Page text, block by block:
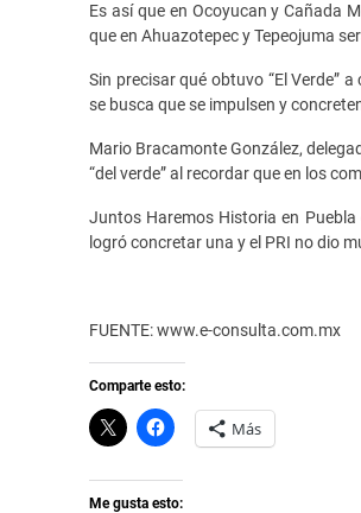
Es así que en Ocoyucan y Cañada
que en Ahuazotepec y Tepeojuma
Sin precisar qué obtuvo “El Verde”
se busca que se impulsen y
Mario Bracamonte González,
“del verde” al recordar que en los
Juntos Haremos Historia en
logró concretar una y el PRI no dio
FUENTE: www.e-consulta.com.mx
Comparte esto:
C
l
k
t
H
a
l
i
Más
Me gusta esto: